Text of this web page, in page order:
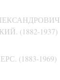
(1882-1937)
(1883-1969)